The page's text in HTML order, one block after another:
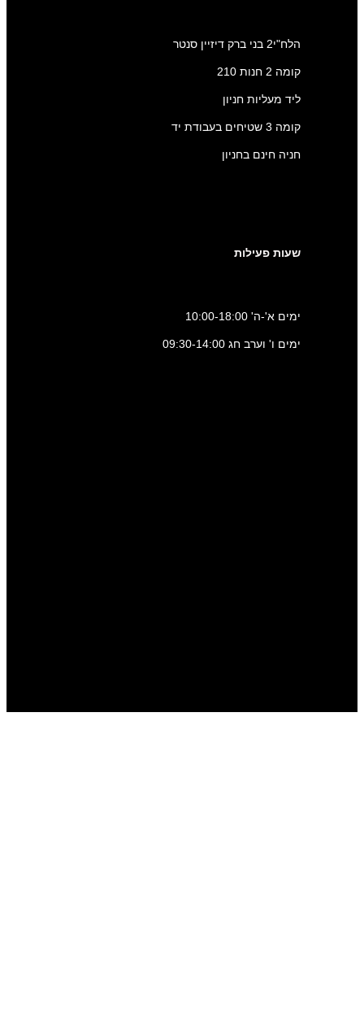
הלח"י2 בני ברק דיזיין סנטר
קומה 2 חנות 210
ליד מעליות חניון
קומה 3 שטיחים בעבודת יד
חניה חינם בחניון
שעות פעילות
ימים א'-ה' 10:00-18:00
ימים ו' וערב חג 09:30-14:00